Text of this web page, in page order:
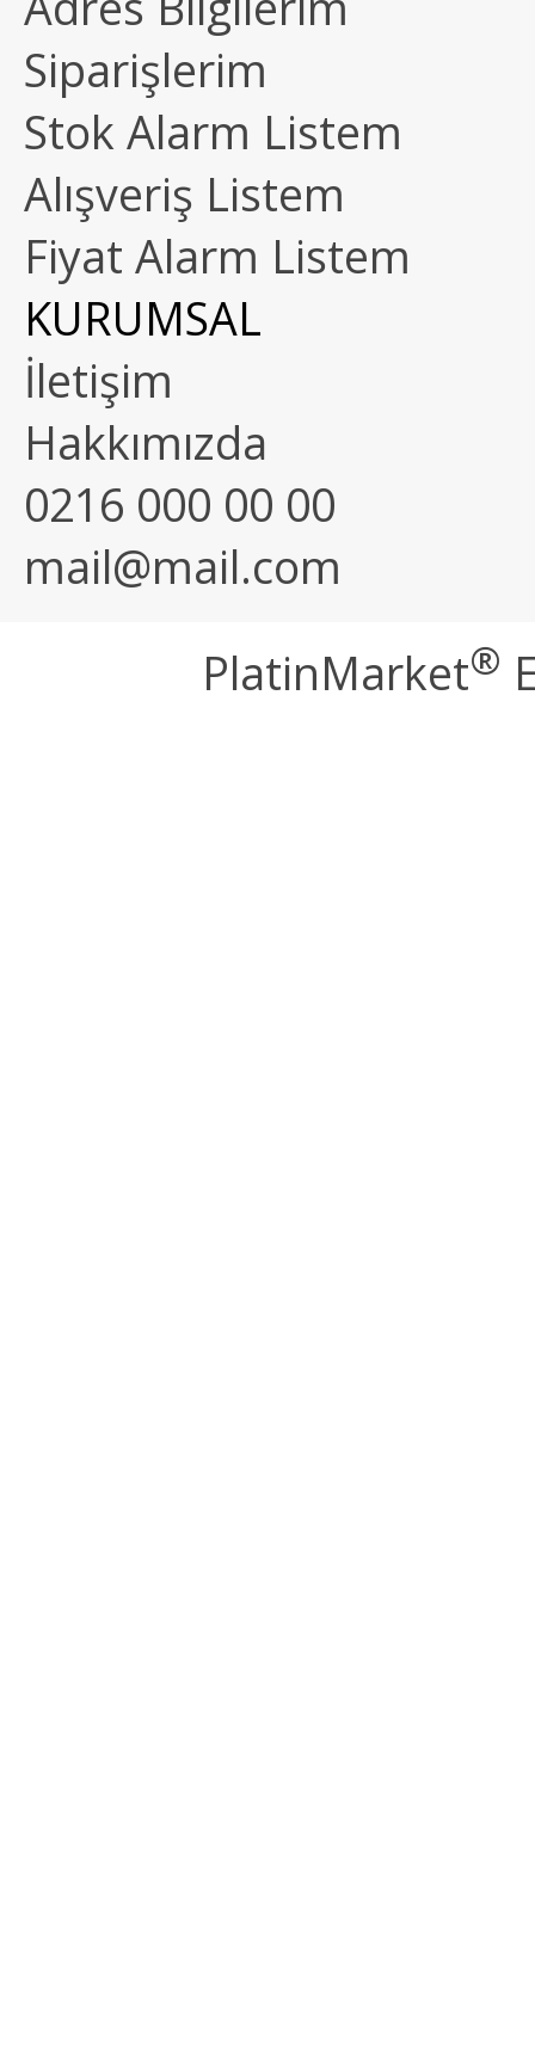
Siparişlerim
Stok Alarm Listem
Alışveriş Listem
Fiyat Alarm Listem
KURUMSAL
İletişim
Hakkımızda
0216 000 00 00
mail@mail.com
PlatinMarket®